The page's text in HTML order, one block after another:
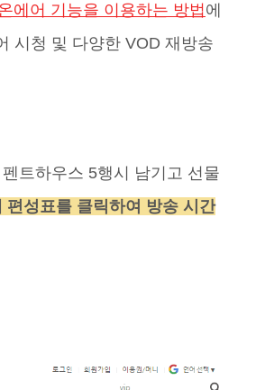
에어 기능을 이용하는 방법에
시청 및 다양한 VOD 재방송
트하우스 5행시 남기고 선물
편성표를 클릭하여 방송 시간